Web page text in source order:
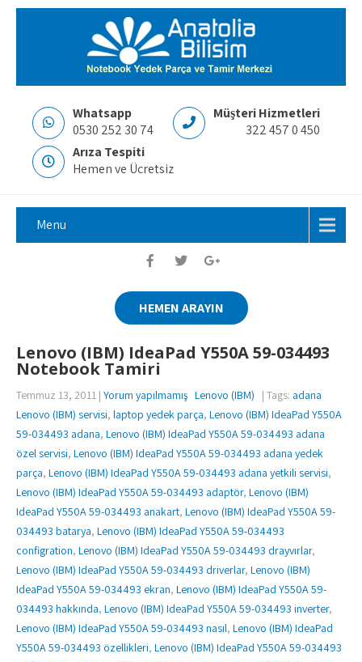
Whatsapp
0530 252 30 74
Müşteri Hizmetleri
322 457 0 450
Arıza Tespiti
Hemen ve Ücretsiz
Menu
HEMEN ARAYIN
Lenovo (IBM) IdeaPad Y550A 59-034493
Notebook Tamiri
Temmuz 13, 2011 | Yorum yapılmamış Lenovo (IBM) | Tags: adana
Lenovo (IBM) servisi, laptop yedek parça, Lenovo (IBM) IdeaPad Y550A
59-034493 adana, Lenovo (IBM) IdeaPad Y550A 59-034493 adana
özel servisi, Lenovo (IBM) IdeaPad Y550A 59-034493 adana yedek
parça, Lenovo (IBM) IdeaPad Y550A 59-034493 adana yetkili servisi,
Lenovo (IBM) IdeaPad Y550A 59-034493 adaptör, Lenovo (IBM)
IdeaPad Y550A 59-034493 anakart, Lenovo (IBM) IdeaPad Y550A 59-
034493 batarya, Lenovo (IBM) IdeaPad Y550A 59-034493
configration, Lenovo (IBM) IdeaPad Y550A 59-034493 drayvırlar,
Lenovo (IBM) IdeaPad Y550A 59-034493 driverlar, Lenovo (IBM)
IdeaPad Y550A 59-034493 ekran, Lenovo (IBM) IdeaPad Y550A 59-
034493 hakkında, Lenovo (IBM) IdeaPad Y550A 59-034493 inverter,
Lenovo (IBM) IdeaPad Y550A 59-034493 nasıl, Lenovo (IBM) IdeaPad
Y550A 59-034493 özellikleri, Lenovo (IBM) IdeaPad Y550A 59-034493